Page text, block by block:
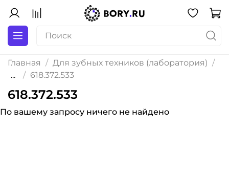
Главная
Для зубных техников (лаборатория)
...
618.372.533
618.372.533
По вашему запросу ничего не найдено